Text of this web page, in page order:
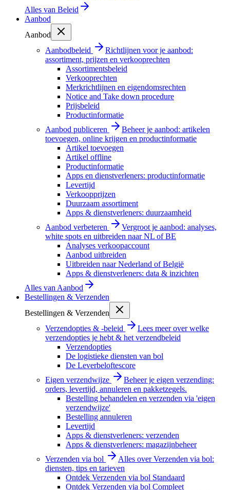
Alles van Beleid
Aanbod
Aanbod
Aanbodbeleid
Richtlijnen voor je aanbod:
assortiment, prijzen en verkooprechten
Assortimentsbeleid
Verkooprechten
Merkrichtlijnen en eigendomsrechten
Notice and Take down procedure
Prijsbeleid
Productinformatie
Aanbod publiceren
Beheer je aanbod: artikelen
toevoegen, online krijgen en productinformatie
Artikel toevoegen
Artikel offline
Productinformatie
Apps en dienstverleners: productinformatie
Levertijd
Verkoopprijzen
Duurzaam assortiment
Apps & dienstverleners: duurzaamheid
Aanbod verbeteren
Vergroot je aanbod: analyses,
white spots en uitbreiden naar NL of BE
Analyses verkoopaccount
Aanbod uitbreiden
Uitbreiden naar Nederland of België
Apps & dienstverleners: data & inzichten
Alles van Aanbod
Bestellingen & Verzenden
Bestellingen & Verzenden
Verzendopties & -beleid
Lees meer over welke
verzendopties je hebt & het verzendbeleid
Verzendopties
De logistieke diensten van bol
De Leverbeloftescore
Eigen verzendwijze
Beheer je eigen verzending:
orders, levertijd, annuleren en pakketzegels.
Bestelling behandelen en verzenden via 'eigen
verzendwijze'
Bestelling annuleren
Levertijd
Apps & dienstverleners: verzenden
Apps & dienstverleners: magazijnbeheer
Verzenden via bol
Alles over Verzenden via bol:
diensten, tips en tarieven
Ontdek Verzenden via bol Standaard
Ontdek Verzenden via bol Compleet